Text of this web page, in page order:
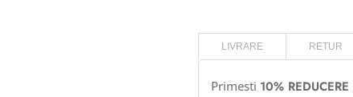
LIVRARE RETUR
Primesti 10% REDUCERE